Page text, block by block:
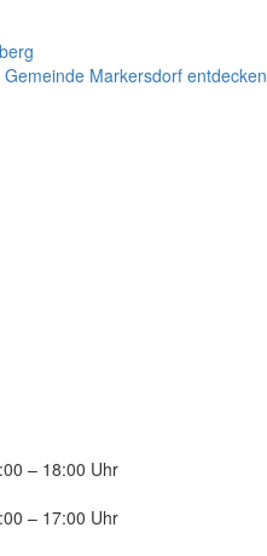
– 18:00 Uhr
– 17:00 Uhr